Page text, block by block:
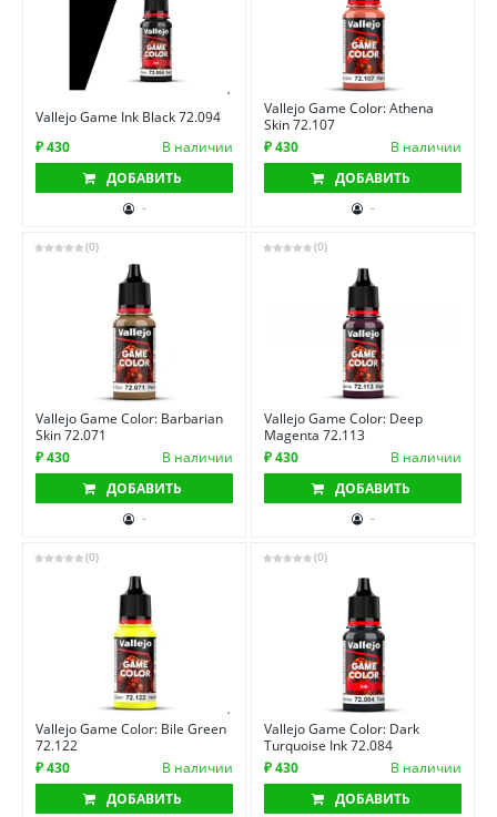
Vallejo Game Ink Black 72.094
₽ 430
В наличии
ДОБАВИТЬ
-
Vallejo Game Color: Athena
Skin 72.107
₽ 430
В наличии
ДОБАВИТЬ
-
(0)
Vallejo Game Color: Barbarian
Skin 72.071
₽ 430
В наличии
ДОБАВИТЬ
-
(0)
Vallejo Game Color: Deep
Magenta 72.113
₽ 430
В наличии
ДОБАВИТЬ
-
(0)
Vallejo Game Color: Bile Green
72.122
₽ 430
В наличии
ДОБАВИТЬ
(0)
Vallejo Game Color: Dark
Turquoise Ink 72.084
₽ 430
В наличии
ДОБАВИТЬ